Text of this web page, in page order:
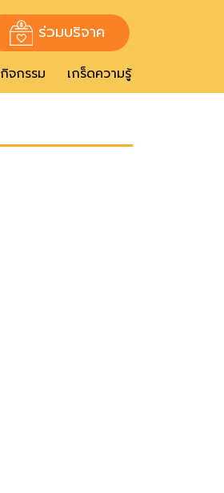
ร่วมบริจาค
กิจกรรม เกร็ดความรู้